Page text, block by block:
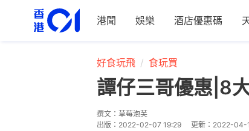
港聞 娛樂 酒店優惠碼
好食玩飛 食玩買
譚仔三哥優惠|8
撰文： 草莓泡芙
出版： 2022-02-07 19:29 更新： 2022-04-